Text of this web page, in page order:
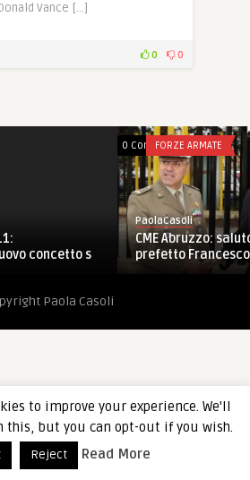
Vance […]
0 0
concetto s
0 CommentsFORZE ARMATE
PaolaCasoli
CME Abruzzo:
prefetto
Paola Casoli
to improve your experience. We'll
this, but you can opt-out if you wish.
Reject Read More